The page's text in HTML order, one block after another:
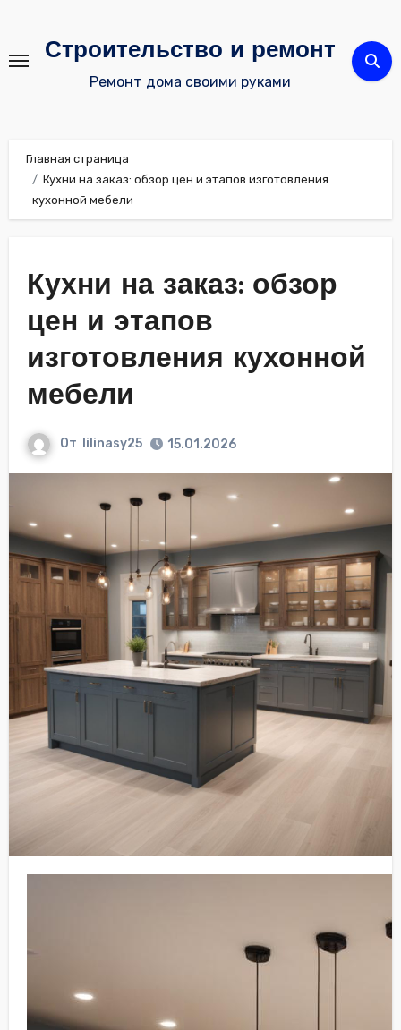
содержимому
Строительство и ремонт
Ремонт дома своими руками
Главная страница
Кухни на заказ: обзор цен и этапов изготовления
кухонной мебели
Кухни на заказ: обзор
цен и этапов
изготовления кухонной
мебели
От lilinasy25 15.01.2026